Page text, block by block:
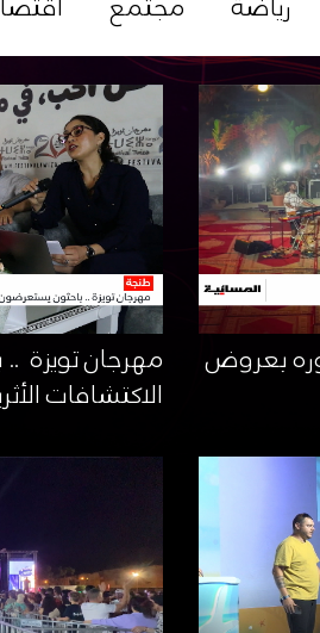
رياضة مجتمع
مهرجان تويزة
الاكتشافات
بعروض